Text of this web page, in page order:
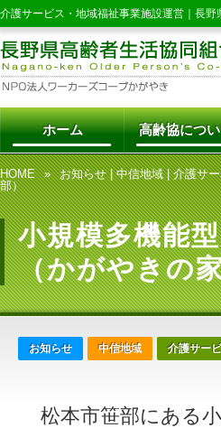
介護サービス・地域福祉事業施設運営｜ 長野
ホーム 高齢協につ
HOME お知らせ|中信地域|介護サ
部）
小規模多機能
（かがやきの
お知らせ 中信地域 介護サー
松本市笹部にある